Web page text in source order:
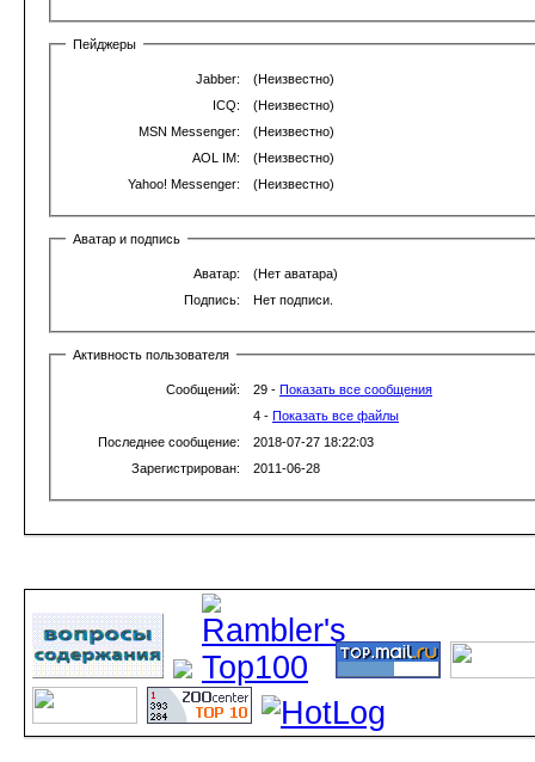
Пейджеры
Jabber:
(Неизвестно)
ICQ:
(Неизвестно)
MSN Messenger:
(Неизвестно)
AOL IM:
(Неизвестно)
Yahoo! Messenger:
(Неизвестно)
Аватар и подпись
Аватар:
(Нет аватара)
Подпись:
Нет подписи.
Активность пользователя
Сообщений: 29 - Показать все сообщения
4 - Показать все файлы
Последнее сообщение:
2018-07-27 18:22:03
Зарегистрирован:
2011-06-28